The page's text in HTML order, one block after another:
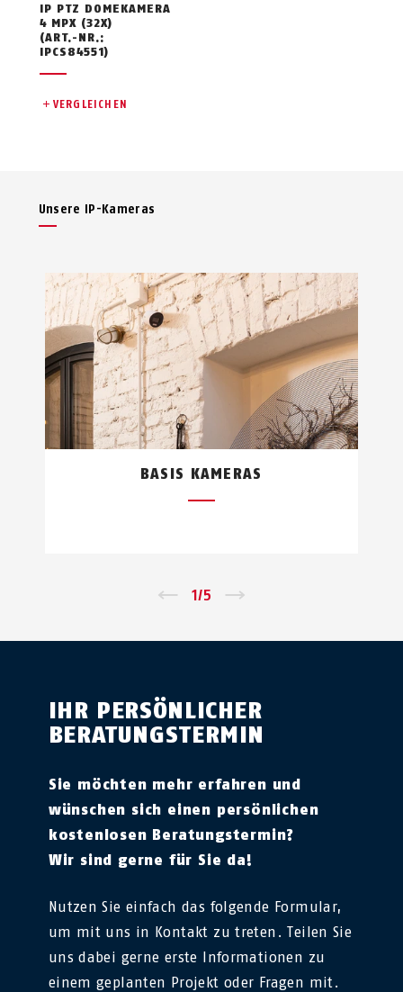
IP PTZ DOMEKAMERA
4 MPX (32X)
(ART.-NR.:
IPCS84551)
VERGLEICHEN
Unsere IP-Kameras
BASIS KAMERAS
1/5
IHR PERSÖNLICHER
BERATUNGSTERMIN
Sie möchten mehr erfahren und
wünschen sich einen persönlichen
kostenlosen Beratungstermin?
Wir sind gerne für Sie da!
Nutzen Sie einfach das folgende Formular,
um mit uns in Kontakt zu treten. Teilen Sie
uns dabei gerne erste Informationen zu
einem geplanten Projekt oder Fragen mit.